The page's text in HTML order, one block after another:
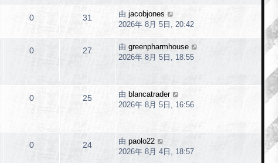
0 31 由 jacobjones
2026年 8月 5日, 20:42
0 27 由 greenpharmhouse
2026年 8月 5日, 18:55
0 25 由 blancatrader
2026年 8月 5日, 16:56
0 24 由 paolo22
2026年 8月 4日, 18:57